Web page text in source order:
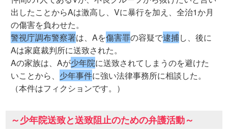
出したことからAは激高し、Vに暴行を加え、全治1か月
の傷害を負わせた。
警視庁調布警察署は、Aを傷害罪の容疑で逮捕し、後に
Aは家庭裁判所に送致された。
Aの家族は、Aが少年院に送致されてしまうのを避けた
いことから、 少年事件に強い法律事務所に相談した。
（本件はフィクションです。）
～少年院送致と送致阻止のための弁護活動～